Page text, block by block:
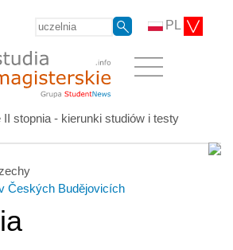
PL
stopnia - kierunki studiów i testy
Českých Budějovicích